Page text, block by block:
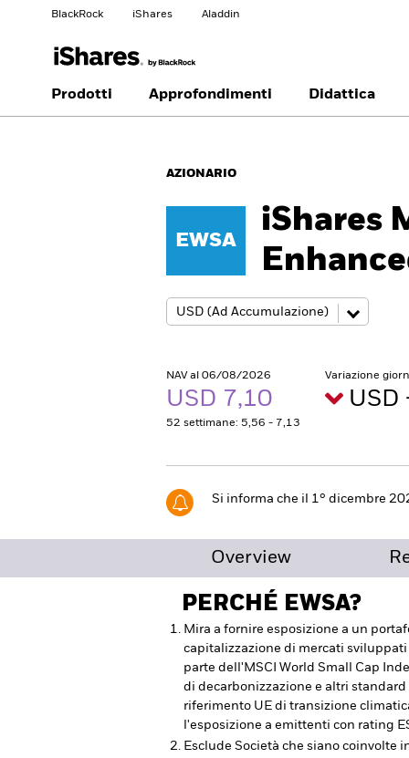
BlackRock iShares Aladdin
Modifica tipologia
Investitori privati
Cambia paese
France
Magyarország
Schweiz
Prodotti Approfondimenti Didattica
AZIONARIO
EWSA
iShares
NAV al 06/08/2026
USD 7,10
52 settimane: 5,56 - 7,13
Variazione
USD
Si informa che il 1° dicembre
Overview
PERCHÉ EWSA?
Mira a fornire esposizione a un
capitalizzazione di mercati
parte dell'MSCI World Small Cap
di decarbonizzazione e altri
riferimento UE di transizione
l'esposizione a emittenti con rating
Esclude Società che siano coinvolte